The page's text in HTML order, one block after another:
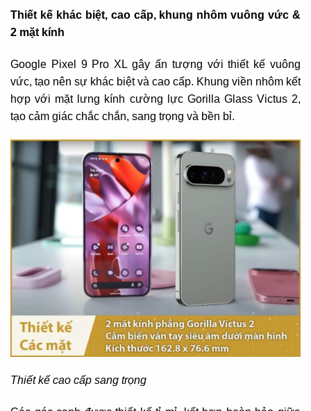
Thiết kế khác biệt, cao cấp, khung nhôm vuông vức &
2 mặt kính
Google Pixel 9 Pro XL gây ấn tượng với thiết kế vuông
vức, tạo nên sự khác biệt và cao cấp. Khung viền nhôm kết
hợp với mặt lưng kính cường lực Gorilla Glass Victus 2,
tạo cảm giác chắc chắn, sang trọng và bền bỉ.
Thiết kế cao cấp sang trọng